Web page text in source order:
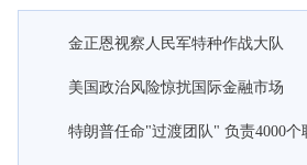
金正恩视察人民军特种作战大队
美国政治风险惊扰国际金融市场
特朗普任命"过渡团队" 负责4000个